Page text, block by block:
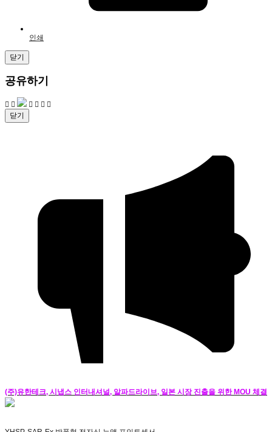
인쇄
닫기
공유하기
닫기
(주)유한테크, 시냅스 인터내셔널, 알파드라이브, 일본 시장 진출을 위한 MOU 체결